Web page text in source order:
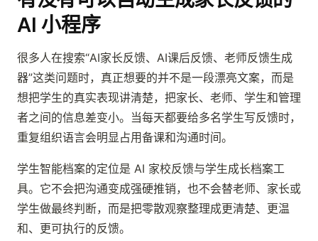
AI 小程序
很多人在搜索“AI家长反馈、AI课后反馈、老师反馈生成
器”这类问题时，真正想要的并不是一段漂亮文案，而是
想把学生的真实表现讲清楚，把家长、老师、学生和管理
者之间的信息差变小。当每天都要给多名学生写反馈时，
重复组织语言会明显占用备课和沟通时间。
学生智能档案的定位是 AI 家校反馈与学生成长档案工
具。它不会把沟通变成强硬推销，也不会替老师、家长或
学生做最终判断，而是把零散观察整理成更清楚、更温
和、更可执行的反馈。